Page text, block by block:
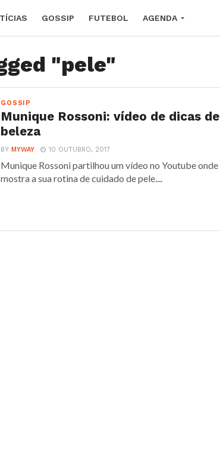
GOSSIP FUTEBOL AGENDA
"pele"
GOSSIP
Munique Rossoni: vídeo de dicas de
beleza
BYMYWAY 10 OUTUBRO, 2017
Munique Rossoni partilhou um vídeo no Youtube onde
mostra a sua rotina de cuidado de pele....